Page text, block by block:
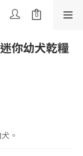
你幼犬乾糧
。